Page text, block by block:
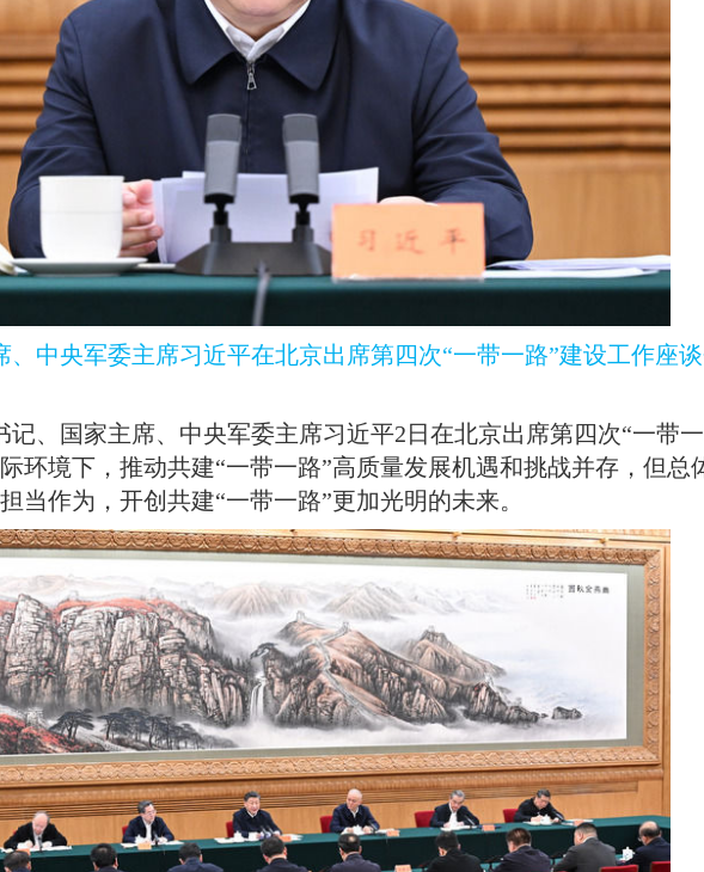
、中央军委主席习近平在北京出席第四次“一带一路”建设工作座
、国家主席、中央军委主席习近平2日在北京出席第四次“一带
环境下，推动共建“一带一路”高质量发展机遇和挑战并存，但总
当作为，开创共建“一带一路”更加光明的未来。